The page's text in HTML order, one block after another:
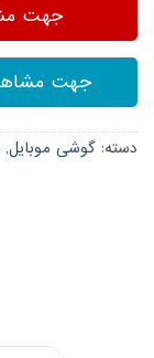
جهت
جهت
دسته: گوشی موبایل,